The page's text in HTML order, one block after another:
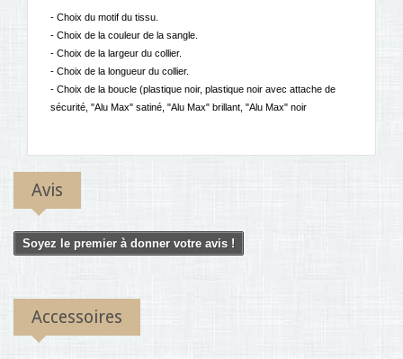
- Choix du motif du tissu.
- Choix de la couleur de la sangle.
- Choix de la largeur du collier.
- Choix de la longueur du collier.
- Choix de la boucle (plastique noir, plastique noir avec attache de
sécurité, "Alu Max" satiné, "Alu Max" brillant, "Alu Max" noir
Avis
Soyez le premier à donner votre avis !
Accessoires